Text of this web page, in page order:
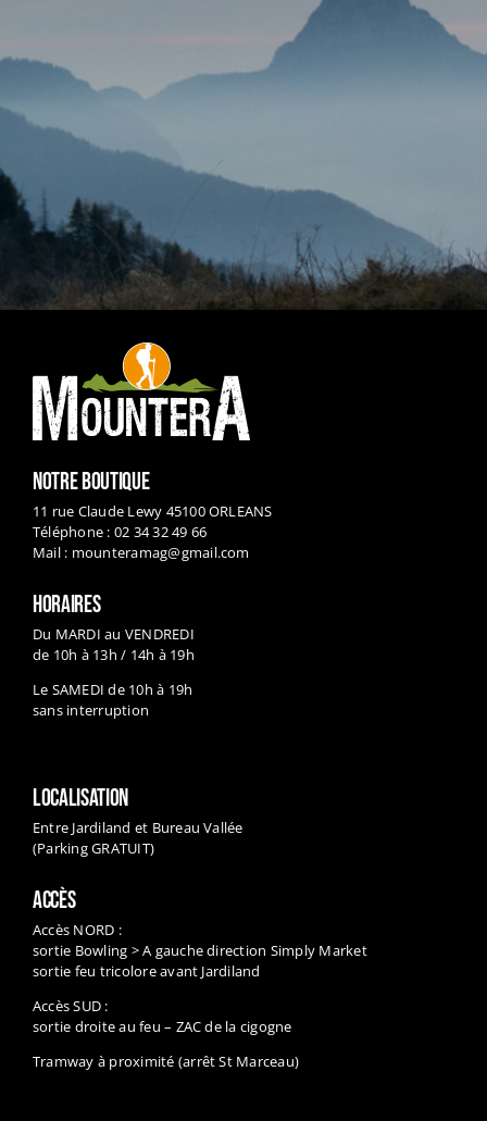
NOTRE BOUTIQUE
11 rue Claude Lewy 45100 ORLEANS
Téléphone : 02 34 32 49 66
Mail : mounteramag@gmail.com
HORAIRES
Du MARDI au VENDREDI
de 10h à 13h / 14h à 19h
Le SAMEDI de 10h à 19h
sans interruption
LOCALISATION
Entre Jardiland et Bureau Vallée
(Parking GRATUIT)
ACCÈS
Accès NORD :
sortie Bowling > A gauche direction Simply Market
sortie feu tricolore avant Jardiland
Accès SUD :
sortie droite au feu – ZAC de la cigogne
Tramway à proximité (arrêt St Marceau)